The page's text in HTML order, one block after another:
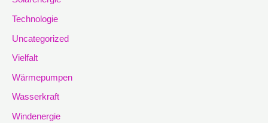
Technologie
Uncategorized
Vielfalt
Wärmepumpen
Wasserkraft
Windenergie